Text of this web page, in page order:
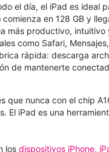
el día, el iPad es ideal
en 128 GB y
más productivo, intuitivo
como Safari,
rápida: descarga
de mantenerte
que nunca con el chip
El iPad es una
los dispositivos iPhone,